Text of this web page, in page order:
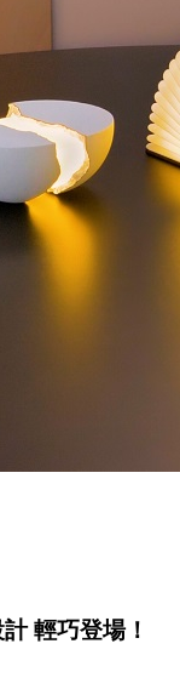
輕巧登場！